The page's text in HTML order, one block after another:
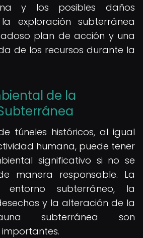
y los posibles daños
exploración subterránea
plan de acción y una
de los recursos durante la
de la
túneles históricos, al igual
humana, puede tener
significativo si no se
manera responsable. La
subterráneo, la
y la alteración de la
subterránea son